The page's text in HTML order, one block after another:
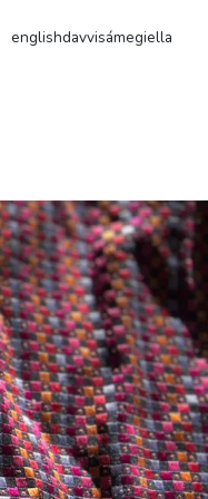
englishdavvisámegiella